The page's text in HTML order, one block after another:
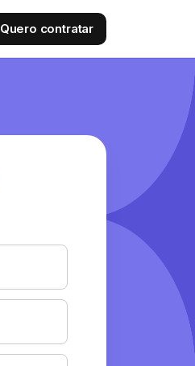
Quero contratar